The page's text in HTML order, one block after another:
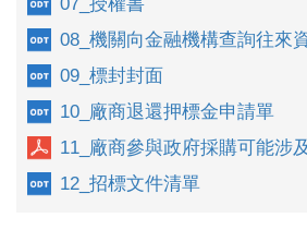
08_機關向金融機構查詢往來
09_標封封面
10_廠商退還押標金申請單
11_廠商參與政府採購可能涉
12_招標文件清單